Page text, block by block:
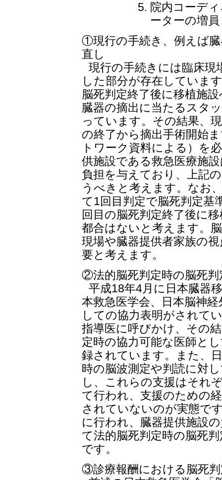
院内コーデ
ーターの増員
①現行の手続き、例えば
直し
現行の手続きには臨床現
した部分が存在していま
脳死判定終了後に移植施
臓器の摘出に当たるスタ
っています。その結果、
の終了から摘出手術開始
トワーク資料による）を
供施設である救急医療施
負担を与えており、上記
うべきと考えます。なお
て1回目判定で脳死判定
回目の脳死判定終了後に
都合はないと考えます。
現場や臓器提供者家族の
要と考えます。
②法的脳死判定時の脳死
平成18年4月に日本臓器
本救急医学会、日本脳神
しての協力表明がされて
指導医に呼びかけ、その
定時の協力可能な医師と
録されています。また、
時の脳波測定や判読に対
し、これらの支援はそれ
て行われ、支援のための
されていないのが実態で
に行われ、臓器提供施設
て法的脳死判定時の脳死
です。
③診療報酬における脳死